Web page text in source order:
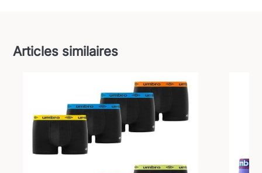
Articles similaires